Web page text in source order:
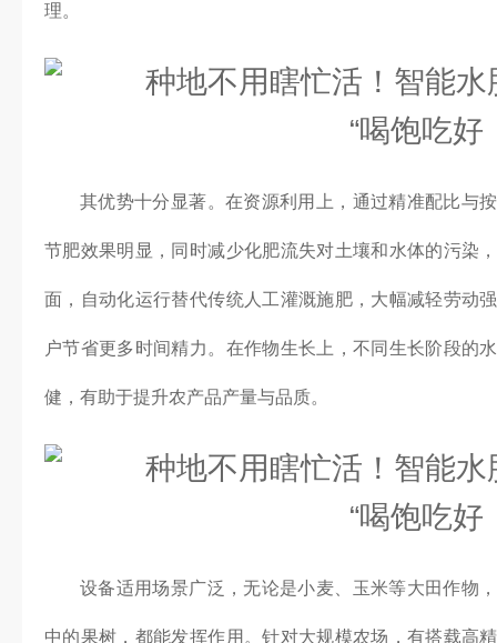
理。
其优势十分显著。在资源利用上，通过精准配比与
节肥效果明显，同时减少化肥流失对土壤和水体的污染
面，自动化运行替代传统人工灌溉施肥，大幅减轻劳动
户节省更多时间精力。在作物生长上，不同生长阶段的
健，有助于提升农产品产量与品质。
设备适用场景广泛，无论是小麦、玉米等大田作物
中的果树，都能发挥作用。针对大规模农场，有搭载高